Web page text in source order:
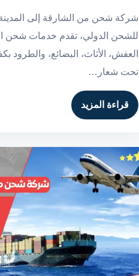
شركة شحن من الشارقة إلى
للشحن الدولي، تقدم خدمات شحن
العفش، الأثاث، البضائع، والطرود
تحت شعار…
قراءة المزيد